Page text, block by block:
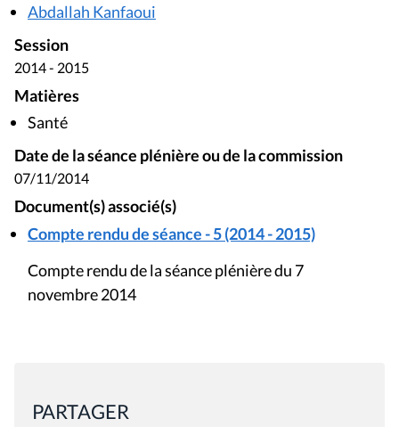
Abdallah Kanfaoui
Session
2014 - 2015
Matières
Santé
Date de la séance plénière ou de la commission
07/11/2014
Document(s) associé(s)
Compte rendu de séance - 5 (2014 - 2015)
Compte rendu de la séance plénière du 7
novembre 2014
PARTAGER